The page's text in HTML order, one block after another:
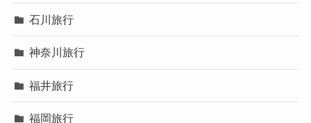
石川旅行
神奈川旅行
福井旅行
福岡旅行